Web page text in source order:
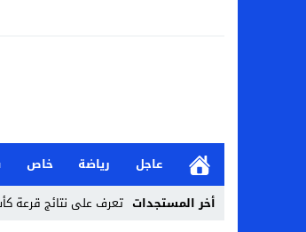
عاجل رياضة خاص
أخر المستجدات تعرف على نتائج قرعة كأس